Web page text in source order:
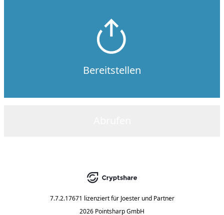
Bereitstellen
7.7.2.17671 lizenziert für Joester und Partner
2026 Pointsharp GmbH